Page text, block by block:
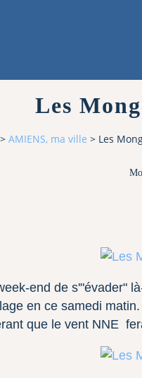
Les
> AMIENS, ma ville > Les
end de s'"évader"
en ce samedi
que le vent NNE